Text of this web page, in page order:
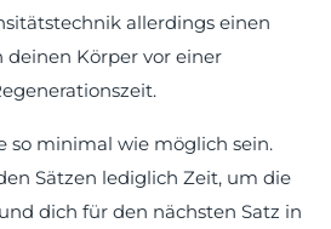
allerdings einen
deinen Körper vor einer
so minimal wie möglich sein.
Sätzen lediglich Zeit, um die
dich für den nächsten Satz in